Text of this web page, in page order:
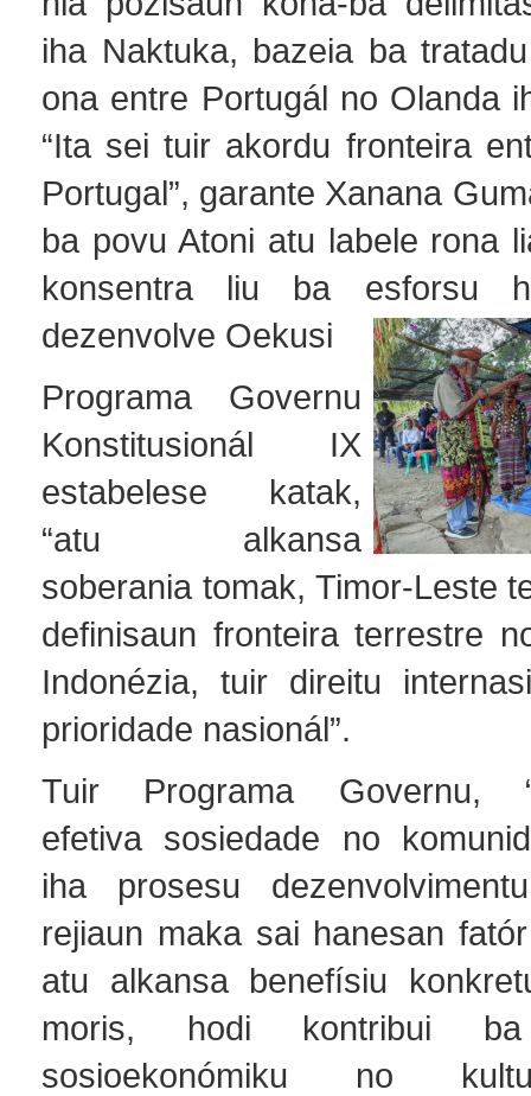
iha Naktuka, bazeia ba
ona entre Portugál no Olanda
“Ita sei tuir akordu fronteira
Portugal”, garante Xanana
ba povu Atoni atu labele rona
konsentra liu ba esforsu
dezenvolve Oekusi
Programa Governu
Konstitusionál IX
estabelese katak,
“atu alkansa
soberania tomak, Timor-Leste
definisaun fronteira terrestre
Indonézia, tuir direitu
prioridade nasionál”.
Tuir Programa Governu,
efetiva sosiedade no
iha prosesu
rejiaun maka sai hanesan
atu alkansa benefísiu
moris, hodi kontribui ba
sosioekonómiku no